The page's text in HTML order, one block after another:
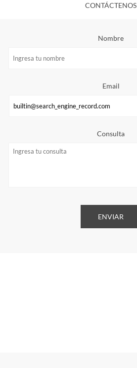
CONTÁCTENOS
Nombre
Email
Consulta